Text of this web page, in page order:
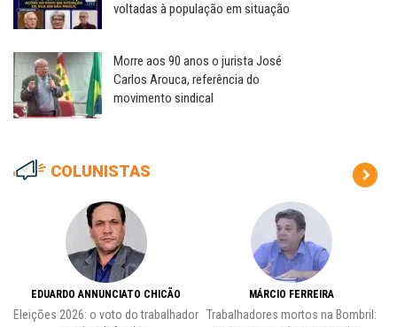
voltadas à população em situação
Morre aos 90 anos o jurista José
Carlos Arouca, referência do
movimento sindical
COLUNISTAS
EDUARDO ANNUNCIATO CHICÃO
Eleições 2026: o voto do trabalhador
MÁRCIO FERREIRA
Trabalhadores mortos na Bombril: